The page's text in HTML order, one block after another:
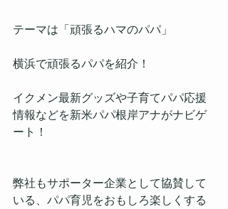
テーマは「頑張るハマのパパ」
横浜で頑張るパパを紹介！
イクメン最新グッズや子育てパパ応援
情報などを新米パパ根岸アナがナビゲ
ート！
弊社もサポーター企業として協賛して
いる、パパ育児をおもしろ楽しくする